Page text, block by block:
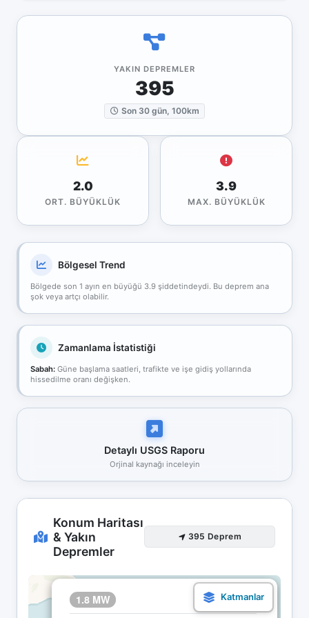
YAKIN DEPREMLER
395
Son 30 gün, 100km
2.0
ORT. BÜYÜKLÜK
3.9
MAX. BÜYÜKLÜK
Bölgesel Trend
Bölgede son 1 ayın en büyüğü 3.9 şiddetindeydi. Bu deprem ana
şok veya artçı olabilir.
Zamanlama İstatistiği
Sabah: Güne başlama saatleri, trafikte ve işe gidiş yollarında
hissedilme oranı değişken.
Detaylı USGS Raporu
Orjinal kaynağı inceleyin
Konum Haritası
& Yakın
Depremler
395 Deprem
1.8 MW 27.04 09:58
×